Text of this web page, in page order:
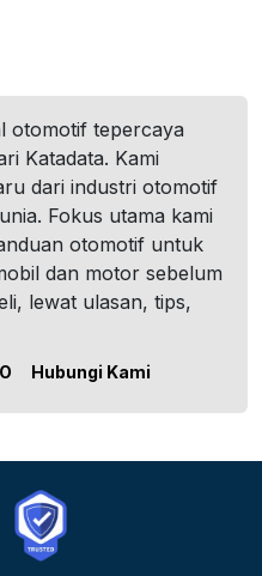
otomotif tepercaya
Katadata. Kami
dari industri otomotif
Fokus utama kami
otomotif untuk
dan motor sebelum
lewat ulasan, tips,
Hubungi Kami